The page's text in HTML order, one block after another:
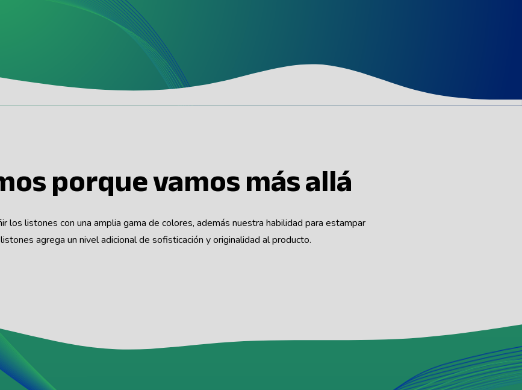
porque vamos más allá
los listones con una amplia gama de colores, además nuestra habilidad para estampar
agrega un nivel adicional de sofisticación y originalidad al producto.